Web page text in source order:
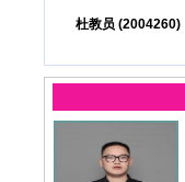
杜教员 (2004260)